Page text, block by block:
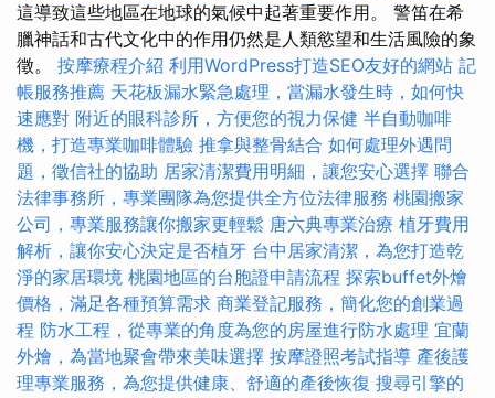
這導致這些地區在地球的氣候中起著重要作用。 警笛在希
臘神話和古代文化中的作用仍然是人類慾望和生活風險的象
徵。 按摩療程介紹 利用WordPress打造SEO友好的網站 記
帳服務推薦 天花板漏水緊急處理，當漏水發生時，如何快
速應對 附近的眼科診所，方便您的視力保健 半自動咖啡
機，打造專業咖啡體驗 推拿與整骨結合 如何處理外遇問
題，徵信社的協助 居家清潔費用明細，讓您安心選擇 聯合
法律事務所，專業團隊為您提供全方位法律服務 桃園搬家
公司，專業服務讓你搬家更輕鬆 唐六典專業治療 植牙費用
解析，讓你安心決定是否植牙 台中居家清潔，為您打造乾
淨的家居環境 桃園地區的台胞證申請流程 探索buffet外燴
價格，滿足各種預算需求 商業登記服務，簡化您的創業過
程 防水工程，從專業的角度為您的房屋進行防水處理 宜蘭
外燴，為當地聚會帶來美味選擇 按摩證照考試指導 產後護
理專業服務，為您提供健康、舒適的產後恢復 搜尋引擎的